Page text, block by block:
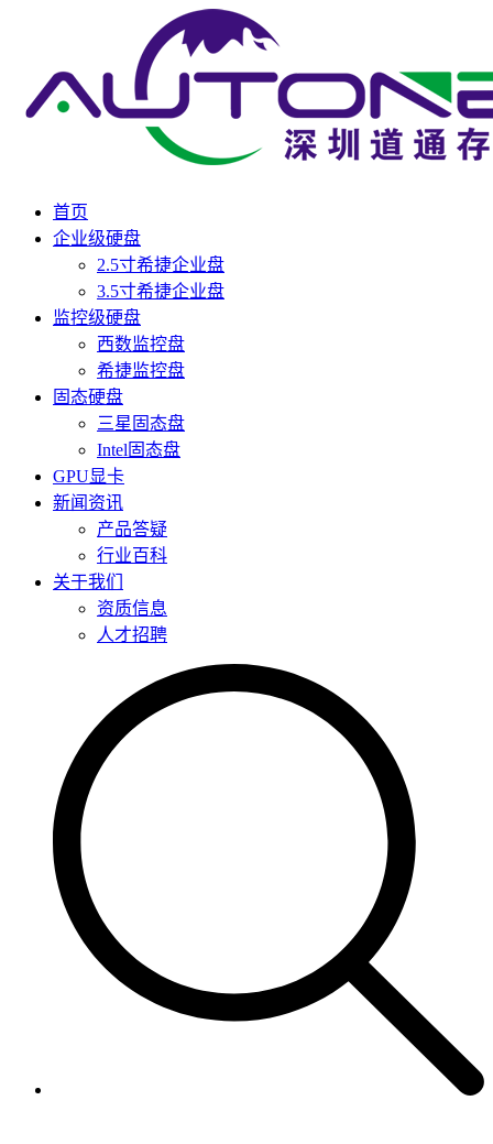
首页
企业级硬盘
2.5寸希捷企业盘
3.5寸希捷企业盘
监控级硬盘
西数监控盘
希捷监控盘
固态硬盘
三星固态盘
Intel固态盘
GPU显卡
新闻资讯
产品答疑
行业百科
关于我们
资质信息
人才招聘